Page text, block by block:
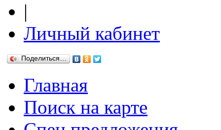
|
Личный кабинет
Поделиться…
Главная
Поиск на карте